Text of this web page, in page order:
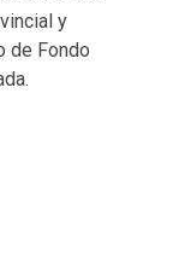
y
de Fondo